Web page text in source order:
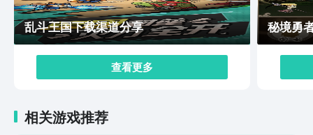
乱斗王国下载渠道分享
查看更多
秘境勇
相关游戏推荐